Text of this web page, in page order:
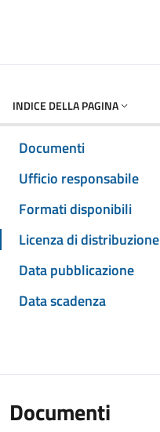
INDICE DELLA PAGINA
Documenti
Ufficio responsabile
Formati disponibili
Licenza di distribuzione
Data pubblicazione
Data scadenza
Documenti